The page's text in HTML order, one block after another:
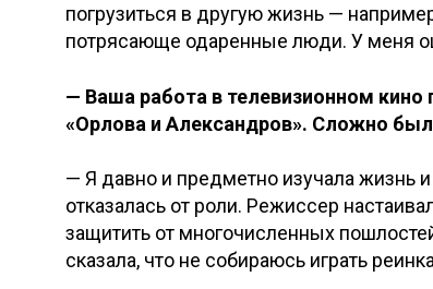
погрузиться в другую жизнь —
потрясающе одаренные люди. У меня
— Ваша работа в телевизионном
«Орлова и Александров». Сложно
— Я давно и предметно изучала жизнь
отказалась от роли. Режиссер
защитить от многочисленных
сказала, что не собираюсь играть